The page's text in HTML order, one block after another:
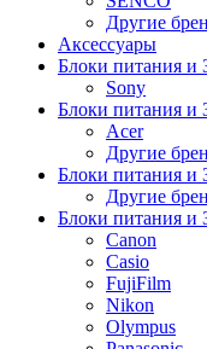
Другие
Аксессуары
Блоки питания и
Sony
Блоки питания и
Acer
Другие
Блоки питания и
Другие
Блоки питания и
Canon
Casio
FujiFilm
Nikon
Olympus